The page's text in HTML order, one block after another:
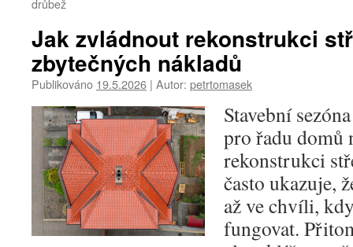
drůbež
Jak zvládnout rekonstrukci
zbytečných nákladů
Publikováno 19.5.2026 | Autor: petrtomasek
Stavební
pro řadu domů
rekonstrukci
často ukazuje,
až ve chvíli,
fungovat.